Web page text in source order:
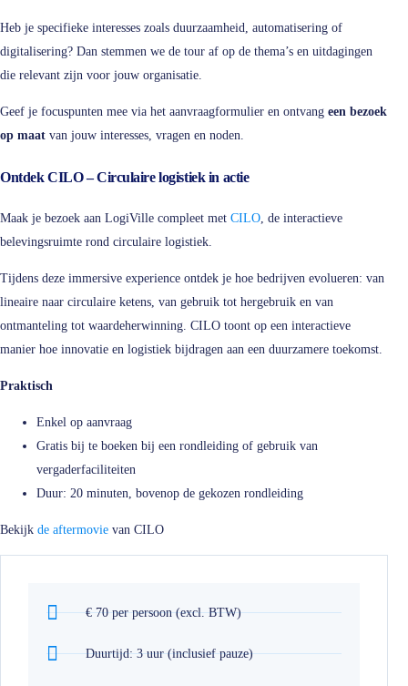
Heb je specifieke interesses zoals duurzaamheid, automatisering of
digitalisering? Dan stemmen we de tour af op de thema’s en uitdagingen
die relevant zijn voor jouw organisatie.
Geef je focuspunten mee via het aanvraagformulier en ontvang een bezoek
op maat van jouw interesses, vragen en noden.
Ontdek CILO – Circulaire logistiek in actie
Maak je bezoek aan LogiVille compleet met CILO , de interactieve
belevingsruimte rond circulaire logistiek.
Tijdens deze immersive experience ontdek je hoe bedrijven evolueren: van
lineaire naar circulaire ketens, van gebruik tot hergebruik en van
ontmanteling tot waardeherwinning. CILO toont op een interactieve
manier hoe innovatie en logistiek bijdragen aan een duurzamere toekomst.
Praktisch
Enkel op aanvraag
Gratis bij te boeken bij een rondleiding of gebruik van
vergaderfaciliteiten
Duur: 20 minuten, bovenop de gekozen rondleiding
Bekijk de aftermovie van CILO
€ 70 per persoon (excl. BTW)
Duurtijd: 3 uur (inclusief pauze)